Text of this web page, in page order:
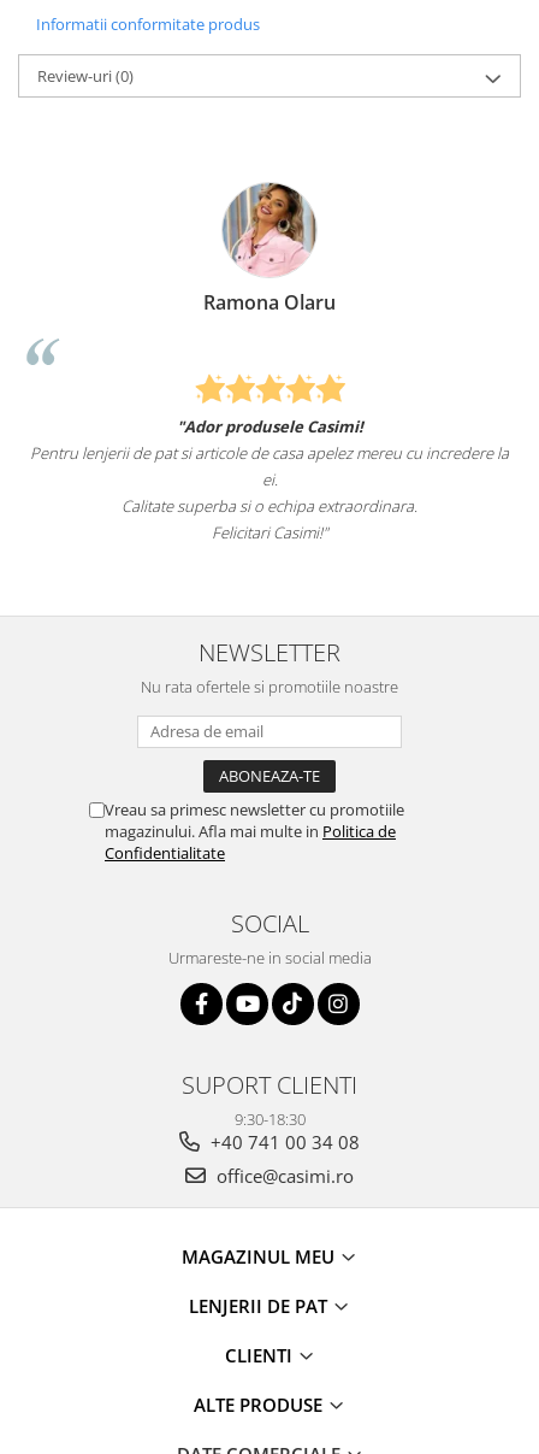
Informatii conformitate produs
Review-uri(0)
Ramona Olaru
"Ador produsele Casimi!
Pentru lenjerii de pat si articole de casa apelez mereu cu incredere la
ei.
Calitate superba si o echipa extraordinara.
Felicitari Casimi!"
NEWSLETTER
Nu rata ofertele si promotiile noastre
Vreau sa primesc newsletter cu promotiile
magazinului. Afla mai multe in Politica de
Confidentialitate
SOCIAL
Urmareste-ne in social media
SUPORT CLIENTI
9:30-18:30
+40 741 00 34 08
office@casimi.ro
MAGAZINUL MEU
LENJERII DE PAT
CLIENTI
ALTE PRODUSE